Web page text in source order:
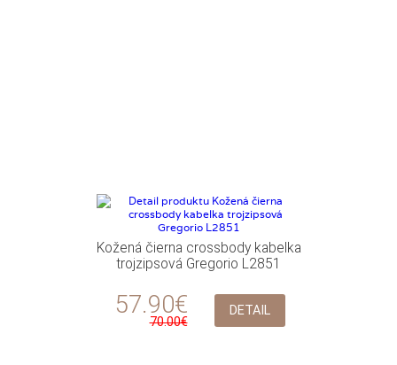
Kožená čierna crossbody kabelka
trojzipsová Gregorio L2851
57.90€
70.00€
DETAIL